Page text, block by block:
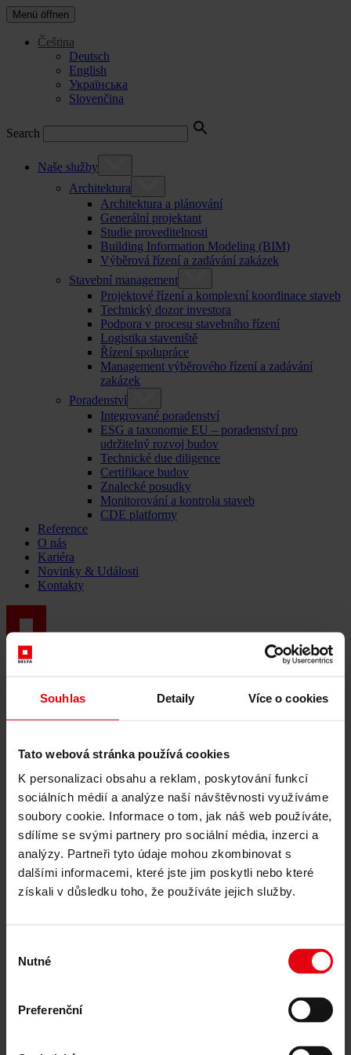
Souhlas Detaily Více o cookies
Tato webová stránka používá cookies
K personalizaci obsahu a reklam, poskytování funkcí
sociálních médií a analýze naší návštěvnosti využíváme
soubory cookie. Informace o tom, jak náš web používáte,
sdílíme se svými partnery pro sociální média, inzerci a
analýzy. Partneři tyto údaje mohou zkombinovat s
dalšími informacemi, které jste jim poskytli nebo které
získali v důsledku toho, že používáte jejich služby.
souhlasu
Nutné
Preferenční
Menü öffnen
Čeština
Deutsch
English
Українська
Slovenčina
Search
Naše služby
Architektura
Architektura a plánování
Generální projektant
Studie proveditelnosti
Building Information Modeling (BIM)
Výběrová řízení a zadávání zakázek
Stavební management
Projektové řízení a komplexní koordinace staveb
Technický dozor investora
Podpora v procesu stavebního řízení
Logistika staveniště
Řízení spolupráce
Management výběrového řízení a zadávání
zakázek
Poradenství
Integrované poradenství
ESG a taxonomie EU – poradenství pro
udržitelný rozvoj budov
Technické due diligence
Certifikace budov
Znalecké posudky
Monitorování a kontrola staveb
CDE platformy
Reference
O nás
Kariéra
Novinky & Události
Kontakty
Poskytovatel komplexních služeb ve stavebnictví: DELTA
Group ČR
Menü schließen
Čeština
English
Українська
Slovenčina
Architektura
Architektura a plánování
Generální projektant
Studie proveditelnosti
Building Information Modeling (BIM)
Výběrová řízení a zadávání zakázek
Management výběrového řízení a zadávání